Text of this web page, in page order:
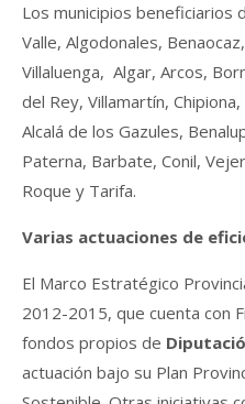
Los municipios beneficiarios
Valle, Algodonales,
Villaluenga, Algar, Arcos,
del Rey, Villamartín,
Alcalá de los Gazules,
Paterna, Barbate, Conil,
Roque y Tarifa.
Varias actuaciones de
El Marco Estratégico
2012-2015, que cuenta con
fondos propios de
actuación bajo su Plan